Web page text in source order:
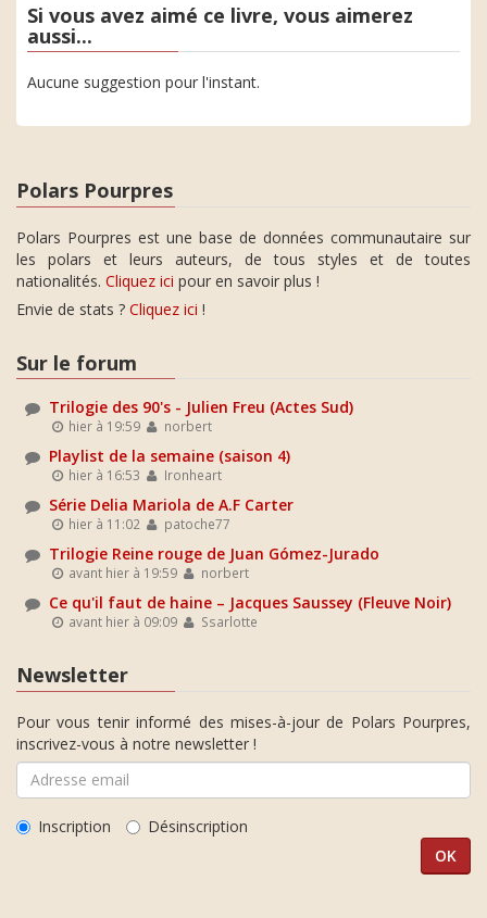
Si vous avez aimé ce livre, vous aimerez
aussi...
Aucune suggestion pour l'instant.
Polars Pourpres
Polars Pourpres est une base de données communautaire sur
les polars et leurs auteurs, de tous styles et de toutes
nationalités. Cliquez ici pour en savoir plus !
Envie de stats ? Cliquez ici !
Sur le forum
Trilogie des 90's - Julien Freu (Actes Sud)
hier à 19:59 norbert
Playlist de la semaine (saison 4)
hier à 16:53 Ironheart
Série Delia Mariola de A.F Carter
hier à 11:02 patoche77
Trilogie Reine rouge de Juan Gómez-Jurado
avant hier à 19:59 norbert
Ce qu'il faut de haine – Jacques Saussey (Fleuve Noir)
avant hier à 09:09 Ssarlotte
Newsletter
Pour vous tenir informé des mises-à-jour de Polars Pourpres,
inscrivez-vous à notre newsletter !
Inscription Désinscription